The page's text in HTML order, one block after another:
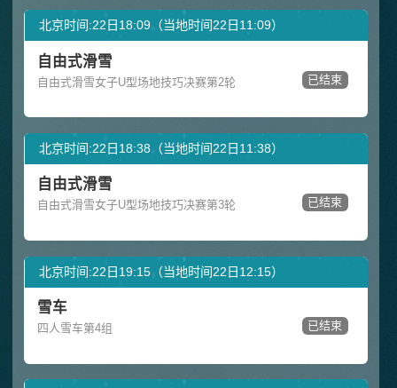
北京时间:22日18:09（当地时间22日11:09）
自由式滑雪
自由式滑雪女子U型场地技巧决赛第2轮 已结束
北京时间:22日18:38（当地时间22日11:38）
自由式滑雪
自由式滑雪女子U型场地技巧决赛第3轮 已结束
北京时间:22日19:15（当地时间22日12:15）
雪车
四人雪车第4组 已结束